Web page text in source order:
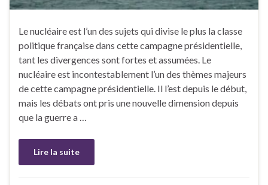
Le nucléaire est l’un des sujets qui divise le plus la classe
politique française dans cette campagne présidentielle,
tant les divergences sont fortes et assumées. Le
nucléaire est incontestablement l’un des thèmes majeurs
de cette campagne présidentielle. Il l’est depuis le début,
mais les débats ont pris une nouvelle dimension depuis
que la guerre a …
Lire la suite